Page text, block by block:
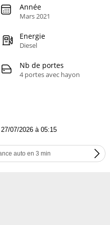
Année
Mars 2021
Energie
Diesel
Nb de portes
4 portes avec hayon
07/2026 à 05:15
auto en 3 min